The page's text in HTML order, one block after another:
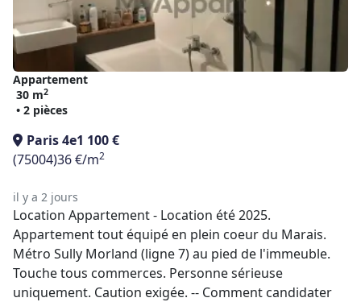
Appartement
30 m2
• 2 pièces
Paris 4e1 100 €
(75004)36 €/m2
il y a 2 jours
Location Appartement - Location été 2025.
Appartement tout équipé en plein coeur du Marais.
Métro Sully Morland (ligne 7) au pied de l'immeuble.
Touche tous commerces. Personne sérieuse
uniquement. Caution exigée. -- Comment candidater